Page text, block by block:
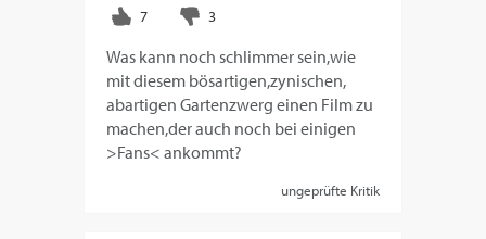
Was kann noch schlimmer sein,wie
mit diesem bösartigen,zynischen,
abartigen Gartenzwerg einen Film zu
machen,der auch noch bei einigen
>Fans< ankommt?
ungeprüfte Kritik